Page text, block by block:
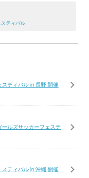
ティバル
ティバル in 長野 開催
ルズサッカーフェステ
ティバル in 沖縄 開催